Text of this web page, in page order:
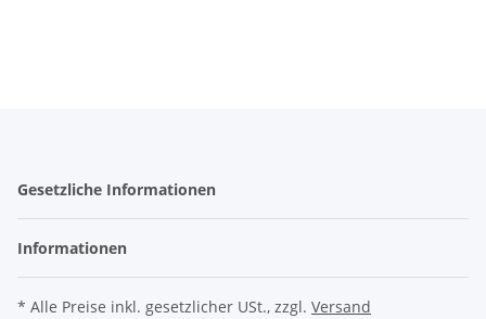
Gesetzliche Informationen
Informationen
* Alle Preise inkl. gesetzlicher USt., zzgl. Versand